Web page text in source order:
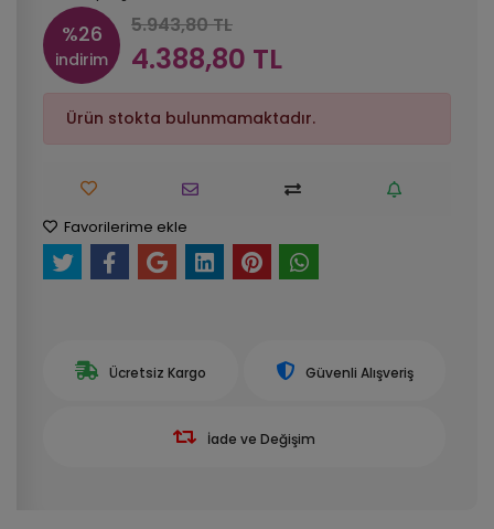
%26
indirim
5.943,80 TL
4.388,80 TL
Ürün stokta bulunmamaktadır.
Favorilerime ekle
Ücretsiz Kargo Güvenli Alışveriş
İade ve Değişim